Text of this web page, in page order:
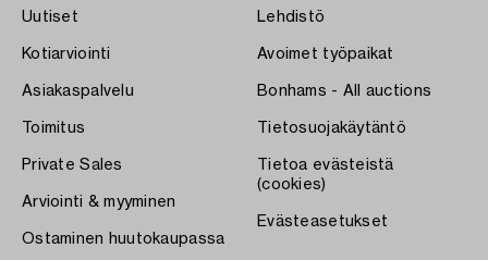
Uutiset
Kotiarviointi
Asiakaspalvelu
Toimitus
Private Sales
Arviointi & myyminen
Ostaminen huutokaupassa
Lehdistö
Avoimet työpaikat
Bonhams - All auctions
Tietosuojakäytäntö
Tietoa evästeistä
(cookies)
Evästeasetukset